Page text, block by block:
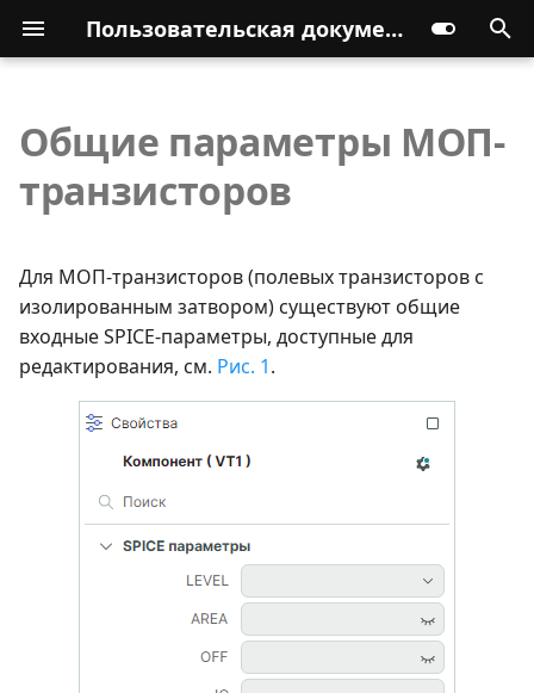
Пользовательская документация
Общие параметры МОП-
транзисторов
Для МОП-транзисторов (полевых транзисторов с
изолированным затвором) существуют общие
входные SPICE-параметры, доступные для
редактирования, см. Рис. 1.